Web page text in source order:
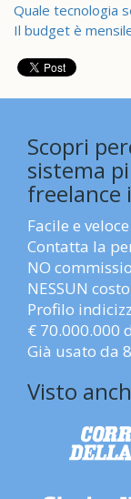
Quale tecnologia
Il budget è
Scopri
sistema
freelance
Facile e veloce
Contatta la
NO
NESSUN
Profilo
€ 70.000.000
Già usato da
Visto